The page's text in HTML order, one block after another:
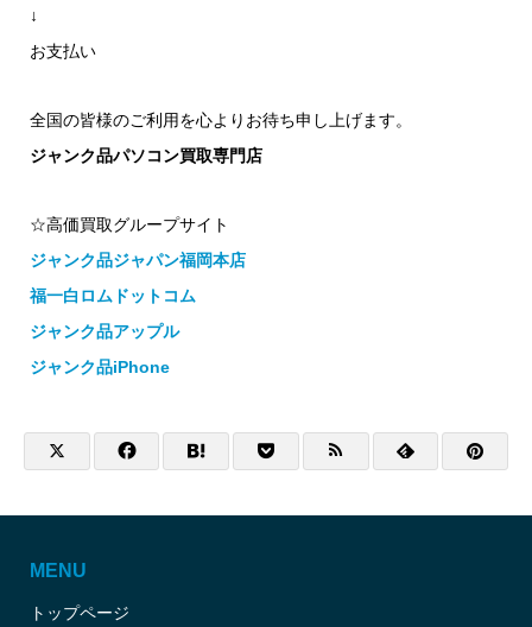
↓
お支払い
全国の皆様のご利用を心よりお待ち申し上げます。
ジャンク品パソコン買取専門店
☆高価買取グループサイト
ジャンク品ジャパン福岡本店
福一白ロムドットコム
ジャンク品アップル
ジャンク品iPhone
MENU
トップページ